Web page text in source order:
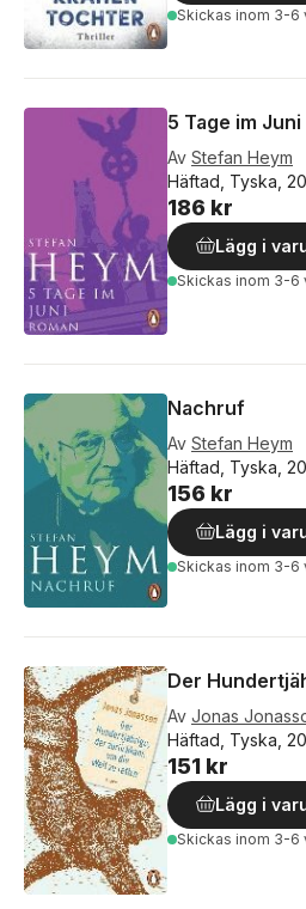
Skickas inom 3-6
5 Tage im Juni
Av Stefan Heym
Häftad, Tyska,
186 kr
Lägg i
Skickas inom 3-6
Nachruf
Av Stefan Heym
Häftad, Tyska,
156 kr
Lägg i
Skickas inom 3-6
Der
Av Jonas
Häftad, Tyska,
151 kr
Lägg i
Skickas inom 3-6